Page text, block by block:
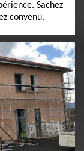
Sachez
convenu.